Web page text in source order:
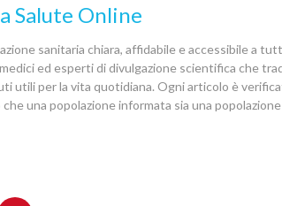
Salute Online
sanitaria chiara, affidabile e accessibile a
ed esperti di divulgazione scientifica che
utili per la vita quotidiana. Ogni articolo è
una popolazione informata sia una